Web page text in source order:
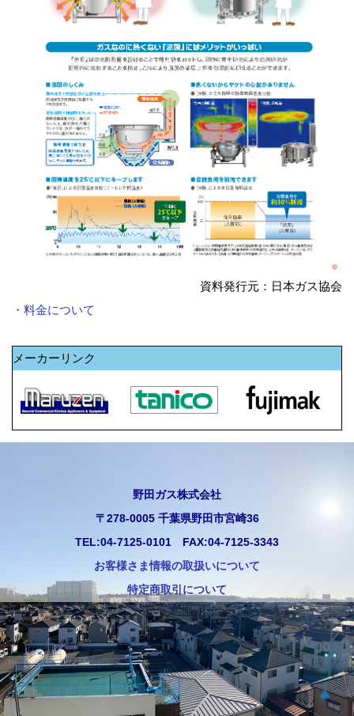
資料発行元：日本ガス協会
・料金について
メーカーリンク
野田ガス株式会社
〒278-0005 千葉県野田市宮崎36
TEL:04-7125-0101 FAX:04-7125-3343
お客様さま情報の取扱いについて
特定商取引について